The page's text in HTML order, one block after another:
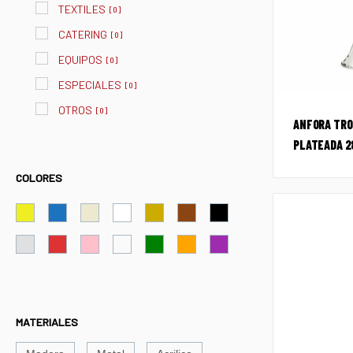
TEXTILES [0]
CATERING [0]
EQUIPOS [0]
ESPECIALES [0]
OTROS [0]
COLORES
MATERIALES
ANFORA
PLATEADA